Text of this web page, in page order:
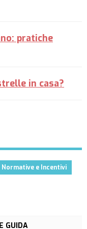
pratiche
in casa?
Normative e Incentivi
GUIDA